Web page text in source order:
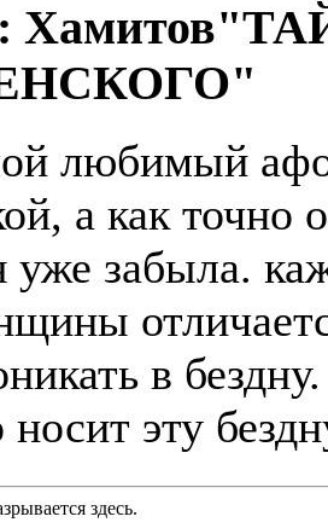
любимый
а как точно
уже забыла.
в
носит эту
здесь.